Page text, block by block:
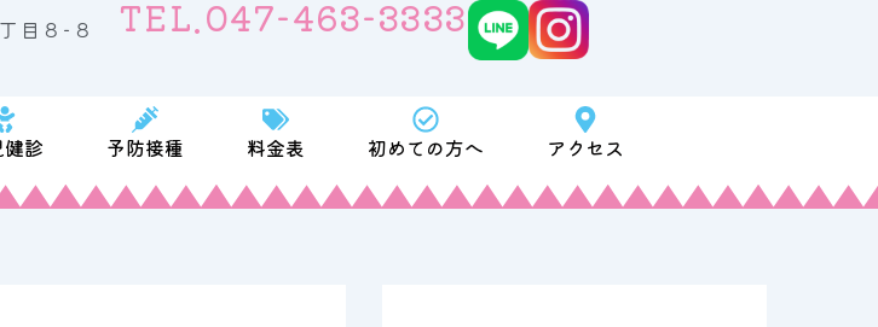
目８−８ TEL.047-463-3333
ー科
診 予防接種 料金表 初めての方へ アクセス